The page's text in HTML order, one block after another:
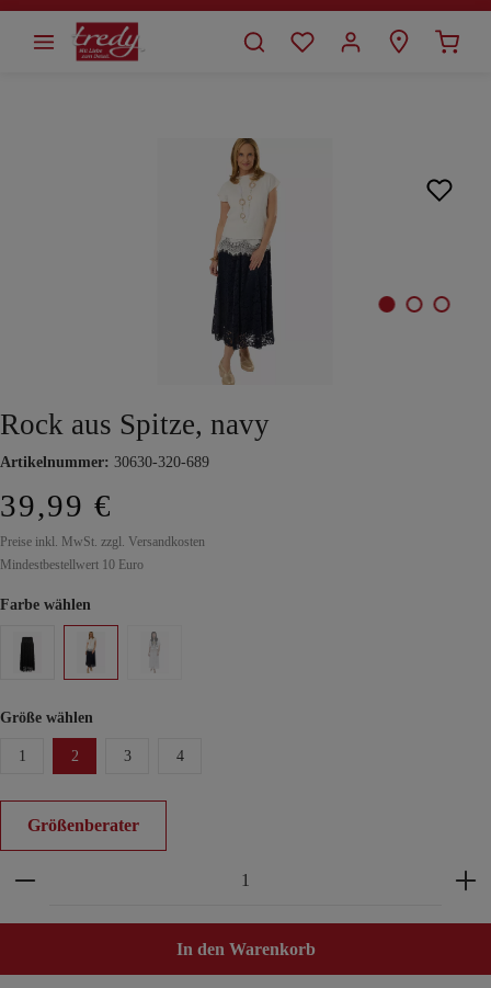
springen
Rock aus Spitze, navy
Artikelnummer: 30630-320-689
39,99 €
Preise inkl. MwSt. zzgl. Versandkosten
Mindestbestellwert 10 Euro
Farbe wählen
Größe wählen
1 2 3 4
Größenberater
Produkt Anzahl: Gib den gewünschten Wert ein
In den Warenkorb